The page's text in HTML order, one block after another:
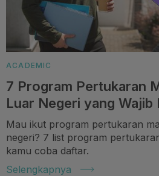
ACADEMIC
7 Program Pertukaran
Luar Negeri yang Wajib
Mau ikut program pertukaran
negeri? 7 list program
kamu coba daftar.
Selengkapnya